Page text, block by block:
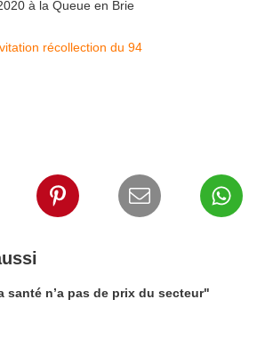
à la Queue en Brie
santé n’a pas de prix du secteur"